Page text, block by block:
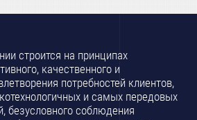
строится на принципах
качественного и
потребностей клиентов,
и самых передовых
безусловного соблюдения